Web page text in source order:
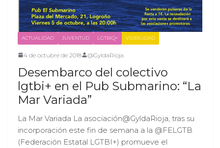
ACTUALIDAD JUVENTUD LGTBIQ+ VISIBILIDAD
4 de octubre de 2018 @GyldaRioja
Desembarco del colectivo
lgtbi+ en el Pub Submarino: “La
Mar Variada”
La Mar Variada La asociación@GyldaRioja, tras su
incorporación este fin de semana a la @FELGTB
(Federación Estatal LGTBI+) promueve el